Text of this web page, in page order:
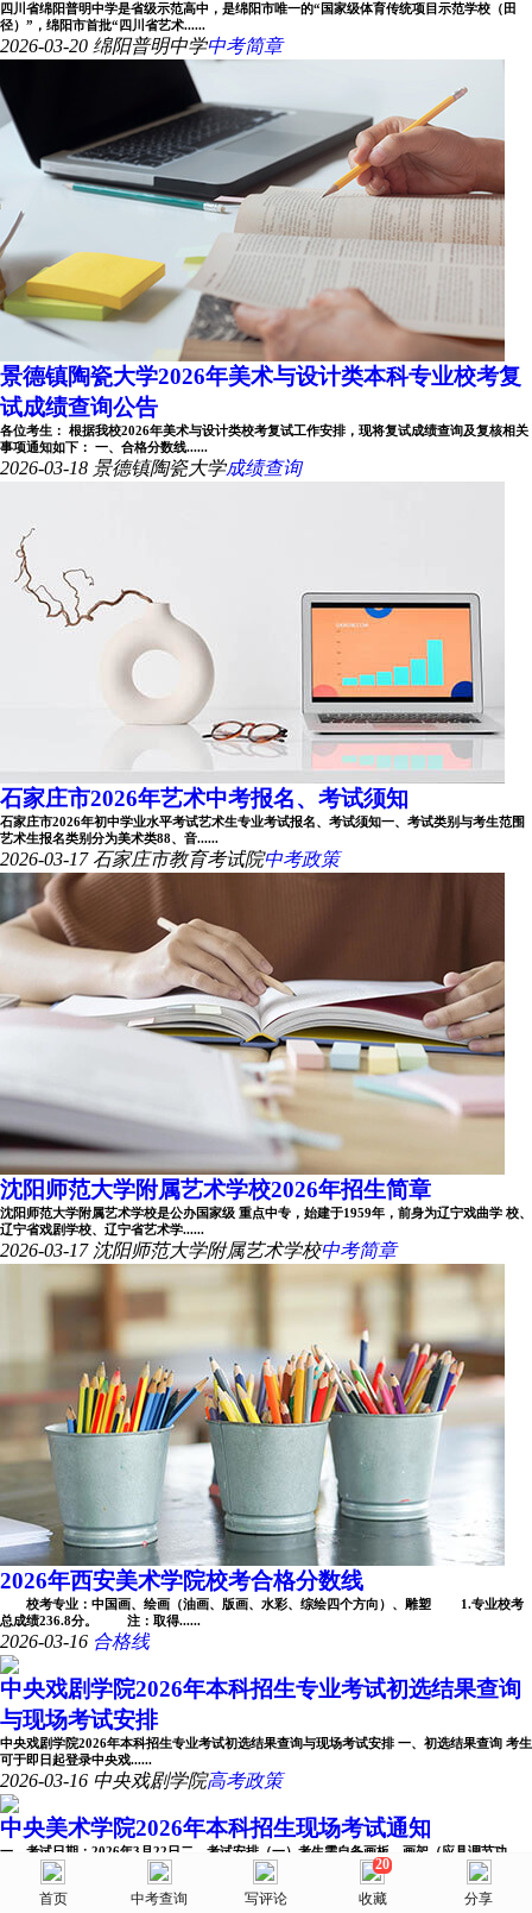
首页
美术网
选择省份 院校库 消息 我的
四川省绵阳普明中学是省级示范高中，是绵阳市唯一的“国家级体育传统项目示范学校（田
径）”，绵阳市首批“四川省艺术......
2026-03-20 绵阳普明中学中考简章
景德镇陶瓷大学2026年美术与设计类本科专业校考复
试成绩查询公告
各位考生： 根据我校2026年美术与设计类校考复试工作安排，现将复试成绩查询及复核相关
事项通知如下： 一、合格分数线......
2026-03-18 景德镇陶瓷大学成绩查询
石家庄市2026年艺术中考报名、考试须知
石家庄市2026年初中学业水平考试艺术生专业考试报名、考试须知一、考试类别与考生范围
艺术生报名类别分为美术类88、音......
2026-03-17 石家庄市教育考试院中考政策
沈阳师范大学附属艺术学校2026年招生简章
沈阳师范大学附属艺术学校是公办国家级 重点中专，始建于1959年，前身为辽宁戏曲学 校、
辽宁省戏剧学校、辽宁省艺术学......
2026-03-17 沈阳师范大学附属艺术学校中考简章
2026年西安美术学院校考合格分数线
校考专业：中国画、绘画（油画、版画、水彩、综绘四个方向）、雕塑 1.专业校考
总成绩236.8分。 注：取得......
2026-03-16 合格线
中央戏剧学院2026年本科招生专业考试初选结果查询
与现场考试安排
中央戏剧学院2026年本科招生专业考试初选结果查询与现场考试安排 一、初选结果查询 考生
可于即日起登录中央戏......
2026-03-16 中央戏剧学院高考政策
中央美术学院2026年本科招生现场考试通知
一、考试日期：2026年3月22日二、考试安排（一）考生需自备画板、画架（应具调节功
能）、绘画材料等考试用具。考试用......
2026-03-16 高考政策
首页 中考查询 写评论
20
收藏 分享